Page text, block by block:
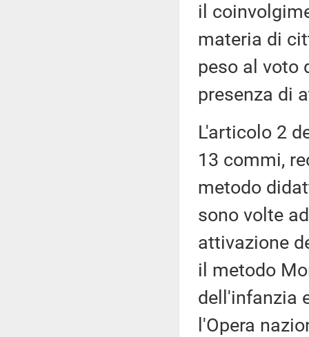
il
materia di
peso al voto
presenza di
L'articolo 2
13 commi,
metodo
sono volte
attivazione
il metodo
dell'infanzia
l'Opera